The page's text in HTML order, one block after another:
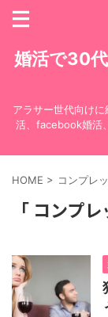
婚活で30
アラサー世代向け
活、facebook婚活
HOME > コンプレ
「 コンプ